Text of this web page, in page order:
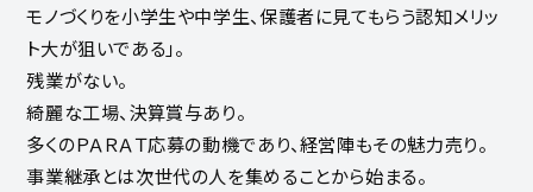
モノづくりを小学生や中学生、保護者に見てもらう認知メリッ
ト大が狙いである」。
残業がない。
綺麗な工場、決算賞与あり。
多くのＰＡＲＡＴ応募の動機であり、経営陣もその魅力売り。
事業継承とは次世代の人を集めることから始まる。